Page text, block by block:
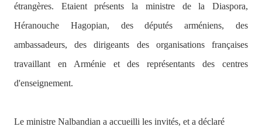
étrangères. Etaient présents la ministre de la Diaspora,
Héranouche Hagopian, des députés arméniens, des
ambassadeurs, des dirigeants des organisations françaises
travaillant en Arménie et des représentants des centres
d'enseignement.
Le ministre Nalbandian a accueilli les invités, et a déclaré